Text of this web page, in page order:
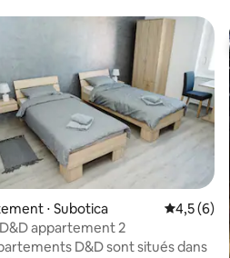
⋅ Subotica
4,5 (6)
appartement 2
D&D sont situés dans